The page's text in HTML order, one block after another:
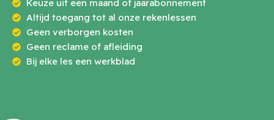
Keuze uit een maand of jaarabonnement
Altijd toegang tot al onze rekenlessen
Geen verborgen kosten
Geen reclame of afleiding
Bij elke les een werkblad